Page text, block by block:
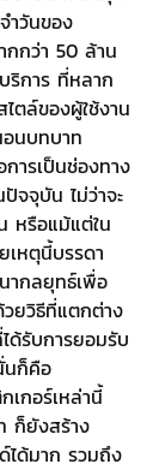
ำวันของ
กกว่า 50 ล้าน
ริการ ที่หลาก
ตล์ของผู้ใช้งาน
อนบทบาท
ารเป็นช่องทาง
จจุบัน ไม่ว่าจะ
หรือแม้แต่ใน
เหตุนี้บรรดา
กลยุทธ์เพื่อ
ยวิธีที่แตกต่าง
ด้รับการยอมรับ
นก็คือ
เกอร์เหล่านี้
ก็ยังสร้าง
ได้มาก รวมถึง